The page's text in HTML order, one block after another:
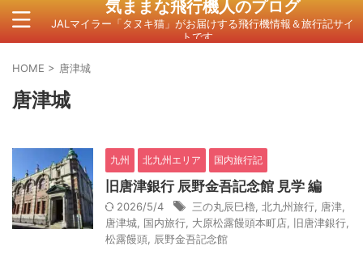
気ままな飛行機人のプログ
JALマイラー「タヌキ猫」がお届けする飛行機情報＆旅行記サイ
トです。
HOME > 唐津城
唐津城
九州 北九州エリア 国内旅行記
旧唐津銀行 辰野金吾記念館 見学 編
2026/5/4 三の丸辰巳櫓 北九州旅行 唐津
唐津城 国内旅行 大原松露饅頭本町店 旧唐津銀行
松露饅頭
辰野金吾記念館